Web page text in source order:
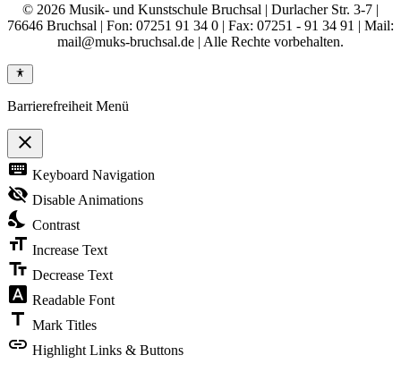
© 2026 Musik- und Kunstschule Bruchsal | Durlacher Str. 3-7 |
76646 Bruchsal | Fon: 07251 91 34 0 | Fax: 07251 - 91 34 91 | Mail:
mail@muks-bruchsal.de | Alle Rechte vorbehalten.
Barrierefreiheit Menü
close
Toggle
the
visibility
of
Accessibility
Toolbar
keyboard Keyboard Navigation
visibility_off Disable Animations
nights_stay Contrast
format_size Increase Text
text_fields Decrease Text
font_download Readable Font
title Mark Titles
link Highlight Links & Buttons